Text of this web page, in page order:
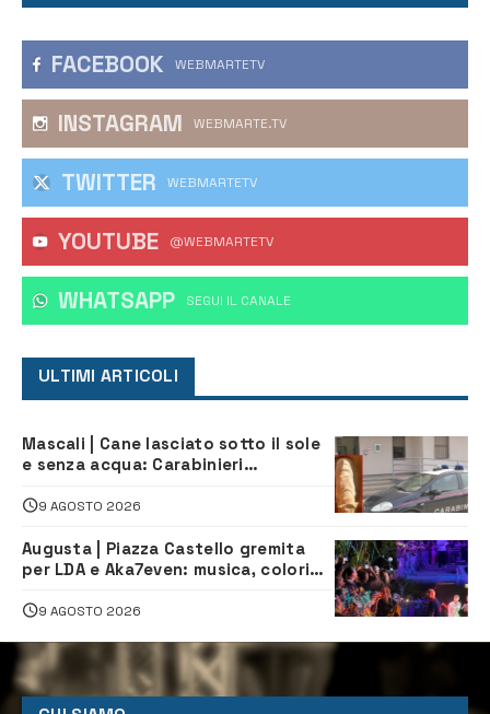
FACEBOOK WEBMARTETV
INSTAGRAM WEBMARTE.TV
TWITTER WEBMARTETV
YOUTUBE @WEBMARTETV
WHATSAPP ‎SEGUI IL CANALE
ULTIMI ARTICOLI
Mascali | Cane lasciato sotto il sole
e senza acqua: Carabinieri
9 AGOSTO 2026
Augusta | Piazza Castello gremita
per LDA e Aka7even: musica, colori
9 AGOSTO 2026